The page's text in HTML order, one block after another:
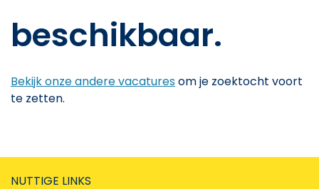
beschikbaar.
Bekijk onze andere vacaturesom je zoektocht voort
te zetten.
NUTTIGE LINKS